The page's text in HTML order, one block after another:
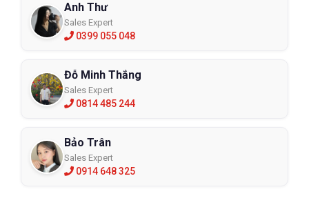
Anh Thư
Sales Expert
0399 055 048
Đỗ Minh Thắng
Sales Expert
0814 485 244
Bảo Trân
Sales Expert
0914 648 325